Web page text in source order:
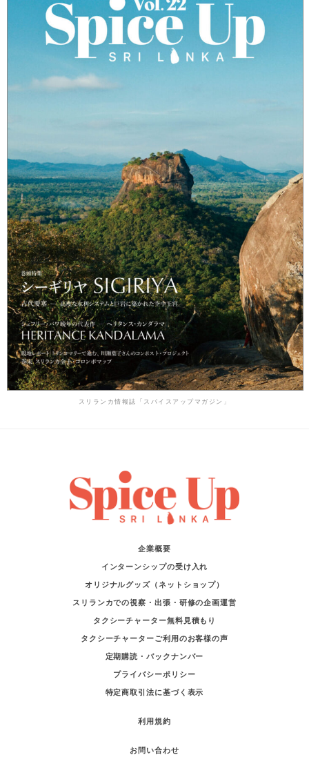
スリランカ情報誌「スパイスアップマガジン」
企業概要
インターンシップの受け入れ
オリジナルグッズ（ネットショップ）
スリランカでの視察・出張・研修の企画運営
タクシーチャーター無料見積もり
タクシーチャーターご利用のお客様の声
定期購読・バックナンバー
プライバシーポリシー
特定商取引法に基づく表示
利用規約
お問い合わせ